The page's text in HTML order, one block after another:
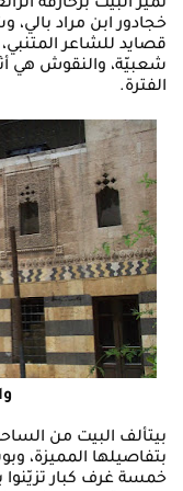
تميّز البيت بزخازفه
خجادور ابن مراد
قصايد للشاعر
شعبيّة، والنقوش هي
الفترة.
بيتألف البيت من
بتفاصيلها المميزة،
خمسة غرف كبار تزيّنوا